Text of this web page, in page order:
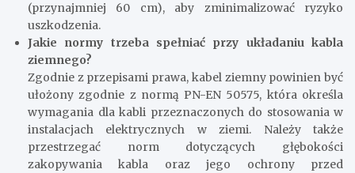
(przynajmniej 60 cm), aby zminimalizować ryzyko
uszkodzenia.
Jakie normy trzeba spełniać przy układaniu kabla
ziemnego?
Zgodnie z przepisami prawa, kabel ziemny powinien być
ułożony zgodnie z normą PN-EN 50575, która określa
wymagania dla kabli przeznaczonych do stosowania w
instalacjach elektrycznych w ziemi. Należy także
przestrzegać norm dotyczących głębokości
zakopywania kabla oraz jego ochrony przed